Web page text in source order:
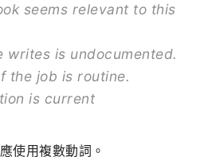
seems relevant to this
writes is undocumented.
the job is routine.
is current
使用複數動詞。